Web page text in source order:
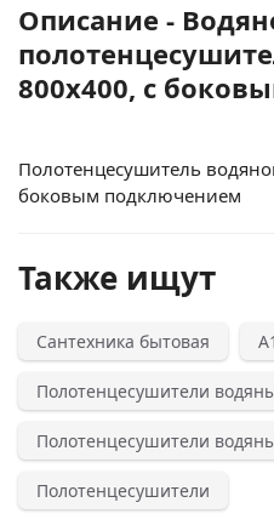
Описание -
800x400, с
Полотенцесушитель
боковым подключением
Также ищут
Сантехника бытовая
Полотенцесушители
Полотенцесушители
Полотенцесушители